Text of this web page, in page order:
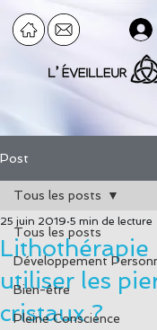
Post
Tous les posts
Développement
Bien-être
Pleine Conscience
Tous les posts
Lithothérapie
utiliser les
cristaux ?
25 juin 2019 5 min de lecture